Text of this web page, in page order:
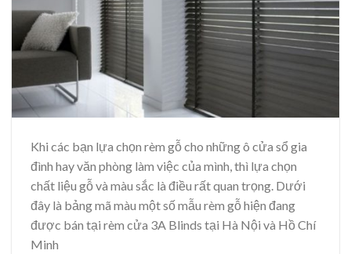
Khi các bạn lựa chọn rèm gỗ cho những ô cửa sổ gia
đình hay văn phòng làm việc của mình, thì lựa chọn
chất liệu gỗ và màu sắc là điều rất quan trọng. Dưới
đây là bảng mã màu một số mẫu rèm gỗ hiện đang
được bán tại rèm cửa 3A Blinds tại Hà Nội và Hồ Chí
Minh